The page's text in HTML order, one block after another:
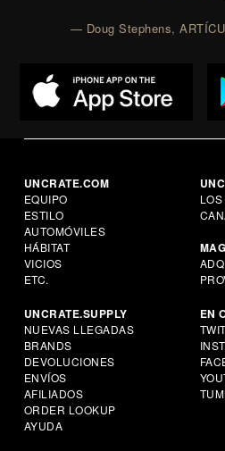
— Doug Stephens,
UNCRATE.COM
EQUIPO
ESTILO
AUTOMÓVILES
HÁBITAT
VICIOS
ETC.
UNCRATE.SUPPLY
NUEVAS LLEGADAS
BRANDS
DEVOLUCIONES
ENVÍOS
AFILIADOS
ORDER LOOKUP
AYUDA
EN